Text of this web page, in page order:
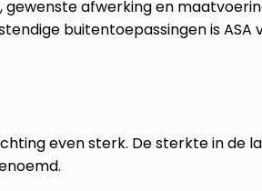
afwerking en
buitentoepassingen is ASA
even sterk. De sterkte in de